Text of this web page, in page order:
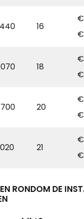
16
18
20
21
RONDOM DE